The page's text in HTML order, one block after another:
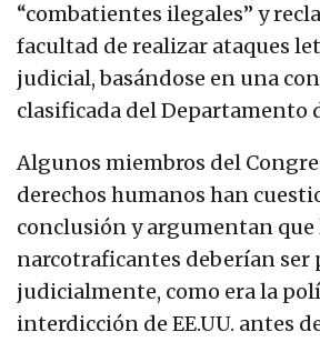
“combatientes ilegales” y
facultad de realizar ataques
judicial, basándose en una
clasificada del Departamento
Algunos miembros del
derechos humanos han
conclusión y argumentan
narcotraficantes deberían ser
judicialmente, como era la
interdicción de EE.UU. antes